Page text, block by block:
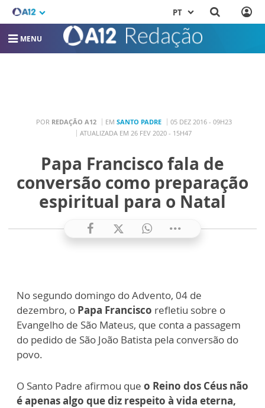
PT
MENU
POR REDAÇÃO A12 EM SANTO PADRE
05 DEZ 2016 - 09H23
ATUALIZADA EM 26 FEV 2020 - 15H47
Papa Francisco fala de
conversão como preparação
espiritual para o Natal
No segundo domingo do Advento, 04 de
dezembro, o Papa Francisco refletiu sobre o
Evangelho de São Mateus, que conta a passagem
do pedido de São João Batista pela conversão do
povo.
O Santo Padre afirmou que o Reino dos Céus não
é apenas algo que diz respeito à vida eterna,